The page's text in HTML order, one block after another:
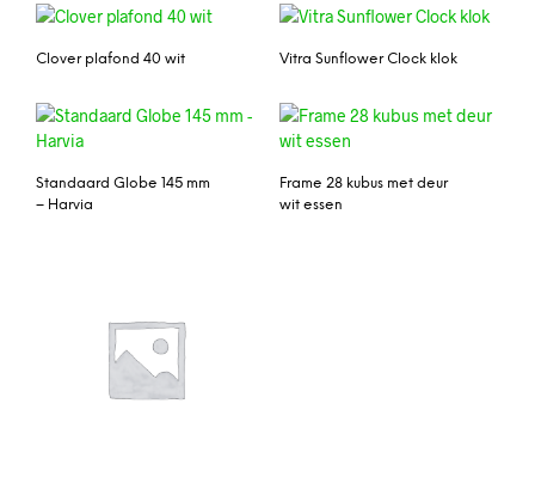
Clover plafond 40 wit Vitra Sunflower Clock klok
Standaard Globe 145 mm
– Harvia
Frame 28 kubus met deur
wit essen